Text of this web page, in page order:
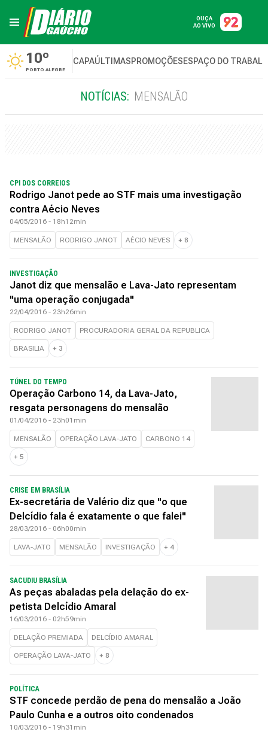
OUÇA
AO VIVO
10º
PORTO ALEGRE
CAPAÚLTIMASPROMOÇÕESESPAÇO DO
NOTÍCIAS: MENSALÃO
CPI DOS CORREIOS
Rodrigo Janot pede ao STF mais uma investigação
contra Aécio Neves
04/05/2016 - 18h12min
MENSALÃO RODRIGO JANOT AÉCIO NEVES + 8
INVESTIGAÇÃO
Janot diz que mensalão e Lava-Jato representam
"uma operação conjugada"
22/04/2016 - 23h26min
RODRIGO JANOT PROCURADORIA GERAL DA REPUBLICA
BRASILIA + 3
TÚNEL DO TEMPO
Operação Carbono 14, da Lava-Jato,
resgata personagens do mensalão
01/04/2016 - 23h01min
MENSALÃO OPERAÇÃO LAVA-JATO CARBONO 14
+ 5
CRISE EM BRASÍLIA
Ex-secretária de Valério diz que "o que
Delcídio fala é exatamente o que falei"
28/03/2016 - 06h00min
LAVA-JATO MENSALÃO INVESTIGAÇÃO + 4
SACUDIU BRASÍLIA
As peças abaladas pela delação do ex-
petista Delcídio Amaral
16/03/2016 - 02h59min
DELAÇÃO PREMIADA DELCÍDIO AMARAL
OPERAÇÃO LAVA-JATO + 8
POLÍTICA
STF concede perdão de pena do mensalão a João
Paulo Cunha e a outros oito condenados
10/03/2016 - 19h31min